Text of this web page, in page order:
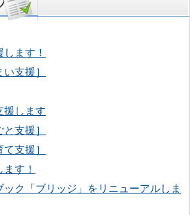
ます！
支援］
援します
支援］
支援］
す！
ク「ブリッジ」をリニューアルしま